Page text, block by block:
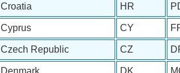
Croatia HR
Cyprus CY
Czech Republic CZ
Denmark DK